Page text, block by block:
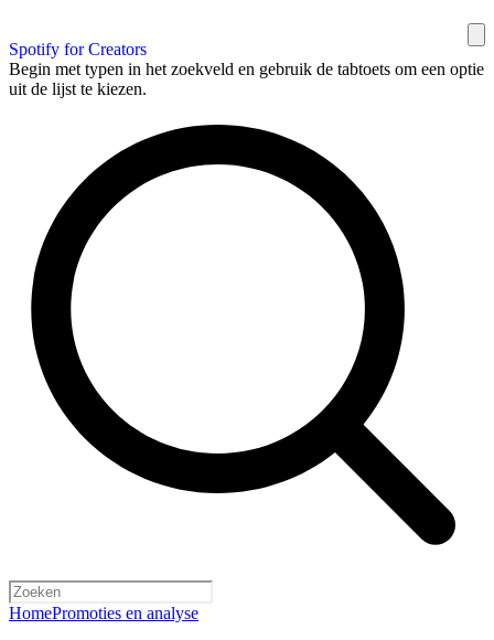
Spotify for Creators
Begin met typen in het zoekveld en gebruik de tabtoets om een optie
uit de lijst te kiezen.
HomePromoties en analyse